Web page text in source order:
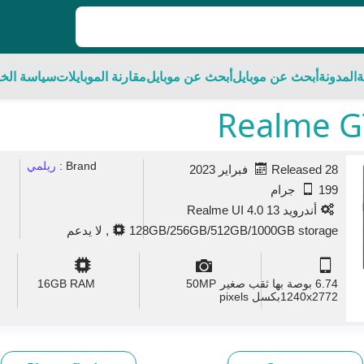
المدونةأبحث عن موبايلأبحث عن موبايلمقارنة الموبايلاتسياسة
Released 28 فبراير 2023
199 جرام
أندرويد 13 Realme UI 4.0
128GB/256GB/512GB/1000GB storage, لا يدعم
Brand : ريلمي
6.74 بوصة بها ثقب صغير
1240x2772بكسل pixels
50MP
16GB RAM